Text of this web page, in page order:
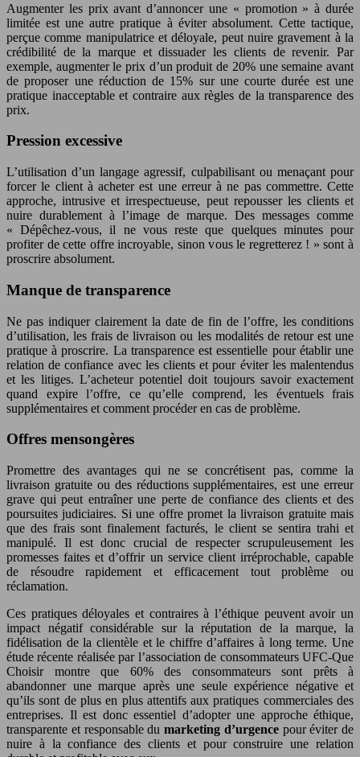
Augmenter les prix avant d’annoncer une « promotion » à durée
limitée est une autre pratique à éviter absolument. Cette tactique,
perçue comme manipulatrice et déloyale, peut nuire gravement à la
crédibilité de la marque et dissuader les clients de revenir. Par
exemple, augmenter le prix d’un produit de 20% une semaine avant
de proposer une réduction de 15% sur une courte durée est une
pratique inacceptable et contraire aux règles de la transparence des
prix.
Pression excessive
L’utilisation d’un langage agressif, culpabilisant ou menaçant pour
forcer le client à acheter est une erreur à ne pas commettre. Cette
approche, intrusive et irrespectueuse, peut repousser les clients et
nuire durablement à l’image de marque. Des messages comme
« Dépêchez-vous, il ne vous reste que quelques minutes pour
profiter de cette offre incroyable, sinon vous le regretterez ! » sont à
proscrire absolument.
Manque de transparence
Ne pas indiquer clairement la date de fin de l’offre, les conditions
d’utilisation, les frais de livraison ou les modalités de retour est une
pratique à proscrire. La transparence est essentielle pour établir une
relation de confiance avec les clients et pour éviter les malentendus
et les litiges. L’acheteur potentiel doit toujours savoir exactement
quand expire l’offre, ce qu’elle comprend, les éventuels frais
supplémentaires et comment procéder en cas de problème.
Offres mensongères
Promettre des avantages qui ne se concrétisent pas, comme la
livraison gratuite ou des réductions supplémentaires, est une erreur
grave qui peut entraîner une perte de confiance des clients et des
poursuites judiciaires. Si une offre promet la livraison gratuite mais
que des frais sont finalement facturés, le client se sentira trahi et
manipulé. Il est donc crucial de respecter scrupuleusement les
promesses faites et d’offrir un service client irréprochable, capable
de résoudre rapidement et efficacement tout problème ou
réclamation.
Ces pratiques déloyales et contraires à l’éthique peuvent avoir un
impact négatif considérable sur la réputation de la marque, la
fidélisation de la clientèle et le chiffre d’affaires à long terme. Une
étude récente réalisée par l’association de consommateurs UFC-Que
Choisir montre que 60% des consommateurs sont prêts à
abandonner une marque après une seule expérience négative et
qu’ils sont de plus en plus attentifs aux pratiques commerciales des
entreprises. Il est donc essentiel d’adopter une approche éthique,
transparente et responsable du marketing d’urgence pour éviter de
nuire à la confiance des clients et pour construire une relation